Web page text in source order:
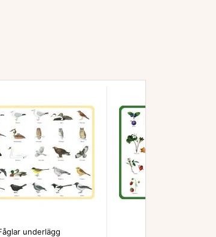

underlägg